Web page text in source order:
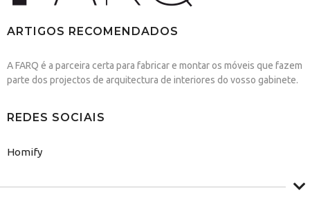
ARTIGOS RECOMENDADOS
A FARQ é a parceira certa para fabricar e montar os móveis que fazem
parte dos projectos de arquitectura de interiores do vosso gabinete.
REDES SOCIAIS
Homify